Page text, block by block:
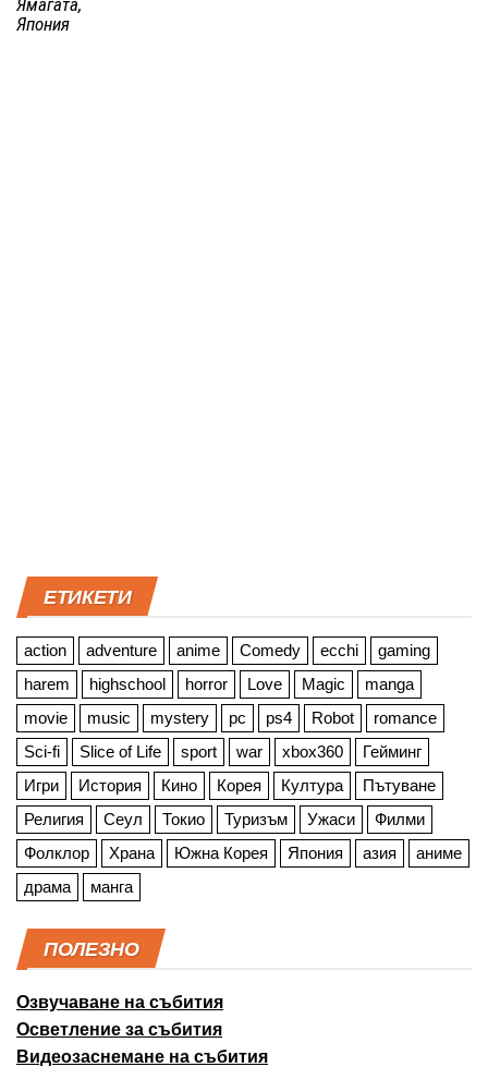
Япония
ЕТИКЕТИ
action adventure anime Comedy ecchi
gaming
harem
highschool horror Love Magic
manga
movie
music mystery pc ps4 Robot
romance
Sci-fi
Slice of Life sport war xbox360
Гейминг
Игри
История Кино Корея Култура
Пътуване
Религия
Сеул Токио Туризъм Ужаси
Филми
Фолклор
Храна Южна Корея Япония азия
аниме
драма
манга
ПОЛЕЗНО
Озвучаване на събития
Осветление за събития
Видеозаснемане на събития